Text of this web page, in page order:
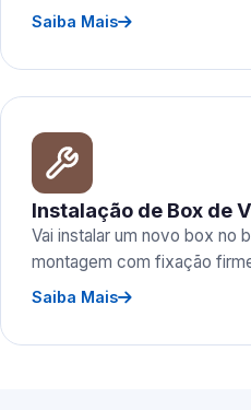
Saiba Mais
Instalação de Box de
Vai instalar um novo box no
montagem com fixação
Saiba Mais